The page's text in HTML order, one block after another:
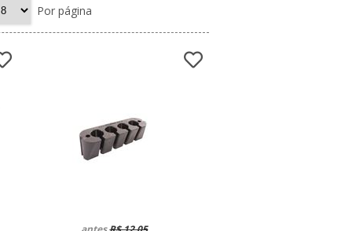
Por página